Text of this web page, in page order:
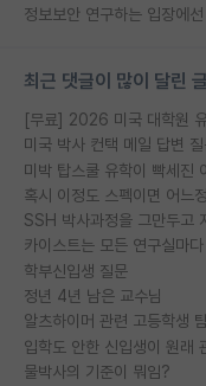
최근 댓글이 많이 달린 글
미국 박사 컨택 메일 답변
미박 탑스쿨 유학이 빡세진
혹시 이정도 스펙이면 어느
카이스트는 모든 연구실마
학부신입생 질문
정년 4년 남은 교수님
알츠하이머 관련 고등학생
입학도 안한 신입생이 원래
물박사의 기준이 뭐임?